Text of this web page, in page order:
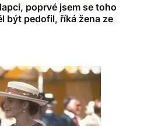
poprvé jsem se toho
být pedofil, říká žena ze